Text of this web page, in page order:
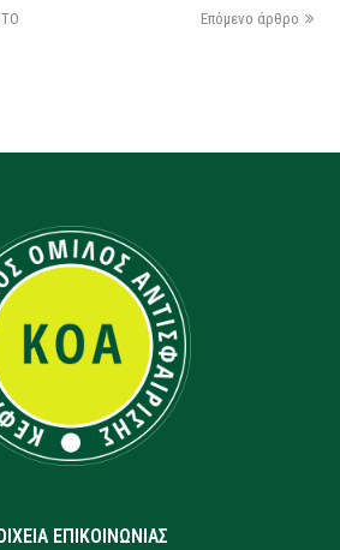
Επόμενο άρθρο
ΕΠΙΚΟΙΝΩΝΙΑΣ